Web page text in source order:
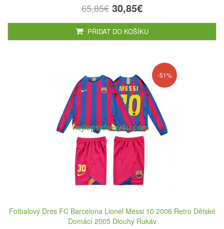
65,85€ 30,85€
PŘIDAT DO KOŠÍKU
-51%
Fotbalový Dres FC Barcelona Lionel Messi 10 2006 Retro Dětské
Domácí 2005 Dlouhý Rukáv